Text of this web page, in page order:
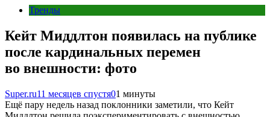
Тренды
Кейт Миддлтон появилась на публике
после кардинальных перемен
во внешности: фото
Super.ru11 месяцев спустя01 минуты
Ещё пару недель назад поклонники заметили, что Кейт